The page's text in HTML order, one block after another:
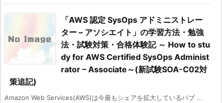
「AWS 認定 SysOps アドミニストレー
ター – アソシエイト」の学習方法・勉強
法・試験対策・合格体験記 ～ How to stu
dy for AWS Certified SysOps Administ
rator – Associate～(新試験SOA-C02対
策追記)
Amazon Web Services(AWS)は今最もシェアを拡大しているパブ ...